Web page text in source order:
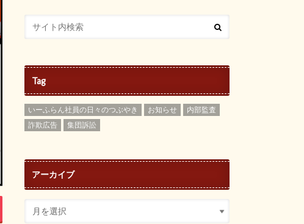
Tag
いーふらん社員の日々のつぶやき お知らせ
内部監査
詐欺広告
集団訴訟
アーカイブ